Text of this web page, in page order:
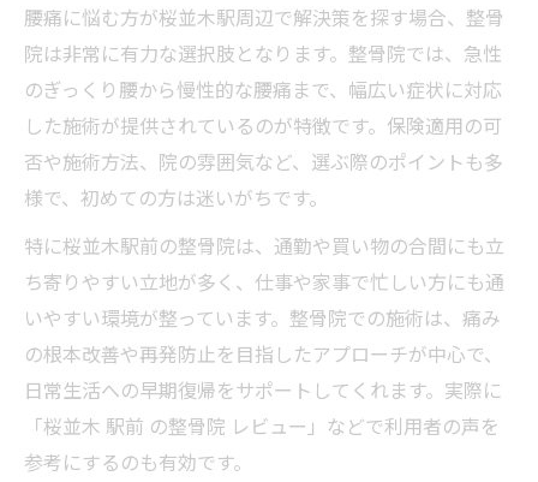
口コミで選ぶ整骨院のポイント紹介
整骨院の施術内容と通いやすさを検証
初めてでも安心な整骨院通院ポイント
初診時の整骨院での流れを徹底解説
服装や下着の不安を整骨院で解消
安心できる整骨院選びの比較表
問診や説明が丁寧な整骨院の見極め方
桜並木駅周辺で通いやすい整骨院条件
整骨院で腰痛改善を目指すための知識
整骨院で受けられる腰痛ケアの種類
腰痛に悩む方が桜並木駅周辺で解決策を探す場合、整骨
院は非常に有力な選択肢となります。整骨院では、急性
のぎっくり腰から慢性的な腰痛まで、幅広い症状に対応
した施術が提供されているのが特徴です。保険適用の可
否や施術方法、院の雰囲気など、選ぶ際のポイントも多
様で、初めての方は迷いがちです。
特に桜並木駅前の整骨院は、通勤や買い物の合間にも立
ち寄りやすい立地が多く、仕事や家事で忙しい方にも通
いやすい環境が整っています。整骨院での施術は、痛み
の根本改善や再発防止を目指したアプローチが中心で、
日常生活への早期復帰をサポートしてくれます。実際に
「桜並木 駅前 の整骨院 レビュー」などで利用者の声を
参考にするのも有効です。